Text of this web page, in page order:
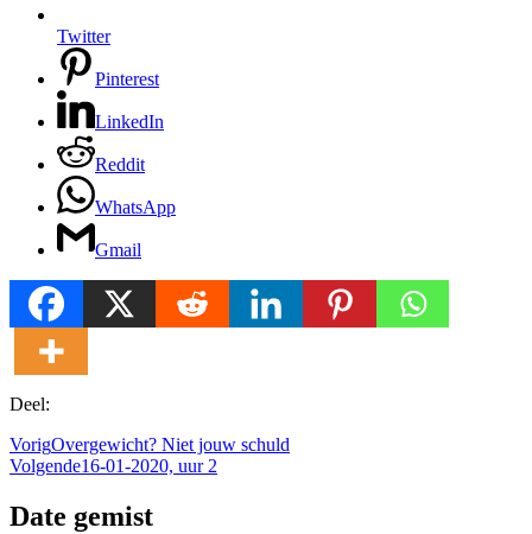
Twitter
Pinterest
LinkedIn
Reddit
WhatsApp
Gmail
Deel:
VorigOvergewicht? Niet jouw schuld
Volgende16-01-2020, uur 2
Date gemist